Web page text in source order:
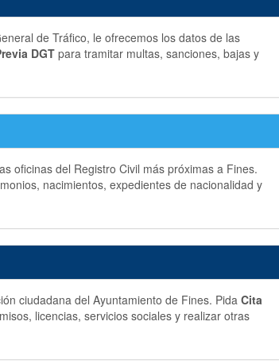
de Tráfico, le ofrecemos los datos de las
DGT para tramitar multas, sanciones, bajas y
oficinas del Registro Civil más próximas a Fines.
nacimientos, expedientes de nacionalidad y
ciudadana del Ayuntamiento de Fines. Pida Cita
licencias, servicios sociales y realizar otras